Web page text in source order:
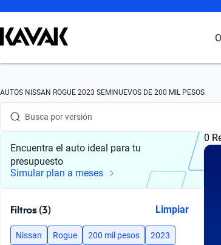
AUTOS NISSAN ROGUE 2023 SEMINUEVOS DE 200 MIL PESOS
Busca por marca
Busca por modelo
Busca por versión
Busca por año
Busca por marca
Busca por versión
Encuentra el auto ideal para tu
presupuesto
Simular plan a meses
Filtros (3) Limpiar
Nissan Rogue 200 mil pesos 2023
0